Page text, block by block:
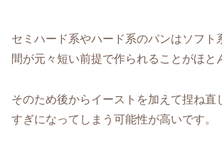
セミハード系やハード系のパンはソフト
間が元々短い前提で作られることがほと
そのため後からイーストを加えて捏ね直
すぎになってしまう可能性が高いです。